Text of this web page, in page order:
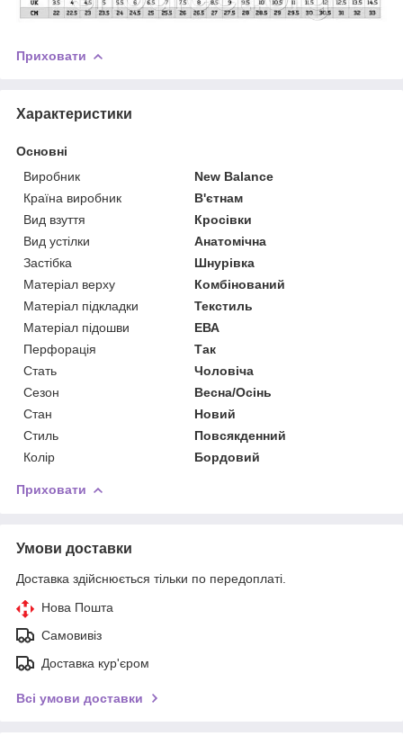
Приховати
Характеристики
Основні
Виробник
New Balance
Країна виробник
В'єтнам
Вид взуття
Кросівки
Вид устілки
Анатомічна
Застібка
Шнурівка
Матеріал верху
Комбінований
Матеріал підкладки
Текстиль
Матеріал підошви
ЕВА
Перфорація
Так
Стать
Чоловіча
Сезон
Весна/Осінь
Стан
Новий
Стиль
Повсякденний
Колір
Бордовий
Приховати
Умови доставки
Доставка здійснюється тільки по передоплаті.
Нова Пошта
Самовивіз
Доставка кур'єром
Всі умови доставки